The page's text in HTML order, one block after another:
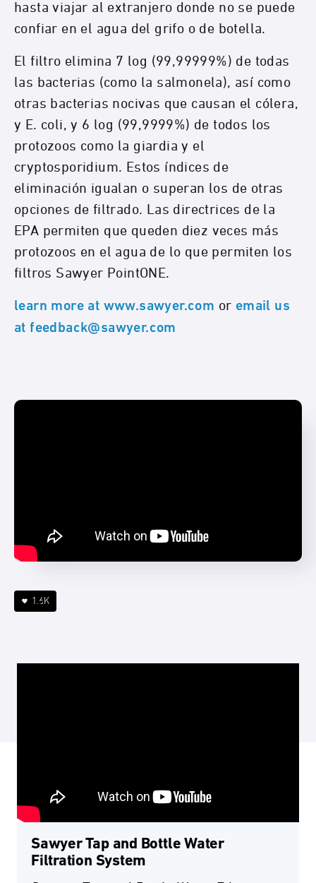
hasta viajar al extranjero donde no se puede
confiar en el agua del grifo o de botella.
El filtro elimina 7 log (99,99999%) de todas
las bacterias (como la salmonela), así como
otras bacterias nocivas que causan el cólera,
y E. coli, y 6 log (99,9999%) de todos los
protozoos como la giardia y el
cryptosporidium. Estos índices de
eliminación igualan o superan los de otras
opciones de filtrado. Las directrices de la
EPA permiten que queden diez veces más
protozoos en el agua de lo que permiten los
filtros Sawyer PointONE.
learn more at www.sawyer.com or email us
at feedback@sawyer.com
1.6K
4 min
Sawyer Tap and Bottle Water
Filtration System